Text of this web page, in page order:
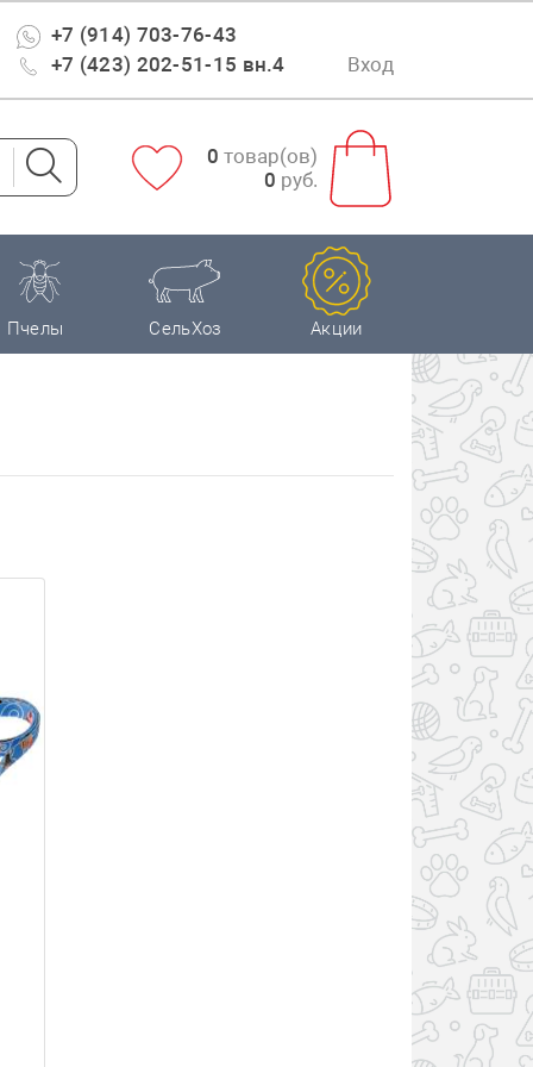
+7 (914) 703-76-43
+7 (423) 202-51-15 вн.4
Вход
0 товар(ов)
0 руб.
Пчелы СельХоз Акции